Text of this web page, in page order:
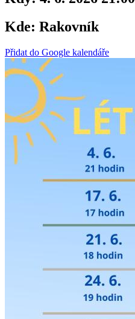
Kde: Rakovník
Přidat do Google kalendáře